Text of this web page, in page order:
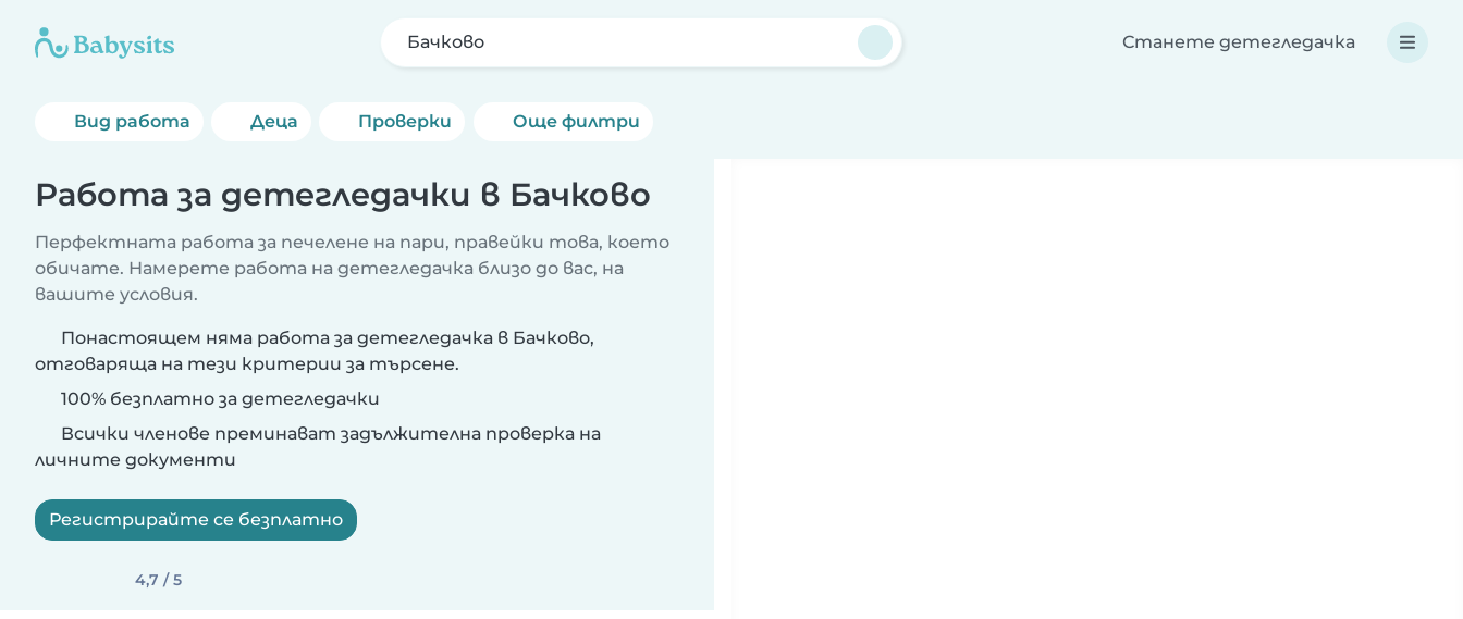
Бачково Станете детегледачка
Вид работа Деца Проверки Още филтри
Работа за детегледачки в Бачково
Перфектната работа за печелене на пари, правейки това, което
обичате. Намерете работа на детегледачка близо до вас, на
вашите условия.
Понастоящем няма работа за детегледачка в Бачково,
отговаряща на тези критерии за търсене.
100% безплатно за детегледачки
Всички членове преминават задължителна проверка на
личните документи
Регистрирайте се безплатно
4,7 / 5